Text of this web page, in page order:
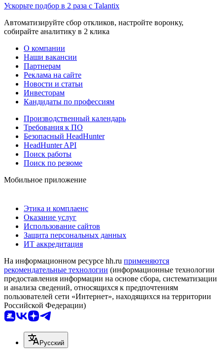
Ускорьте подбор в 2 раза с Talantix
Автоматизируйте сбор откликов, настройте воронку,
собирайте аналитику в 2 клика
О компании
Наши вакансии
Партнерам
Реклама на сайте
Новости и статьи
Инвесторам
Кандидаты по профессиям
Производственный календарь
Требования к ПО
Безопасный HeadHunter
HeadHunter API
Поиск работы
Поиск по резюме
Мобильное приложение
Этика и комплаенс
Оказание услуг
Использование сайтов
Защита персональных данных
ИТ аккредитация
На информационном ресурсе hh.ru применяются
рекомендательные технологии (информационные технологии
предоставления информации на основе сбора, систематизации
и анализа сведений, относящихся к предпочтениям
пользователей сети «Интернет», находящихся на территории
Российской Федерации)
Русский